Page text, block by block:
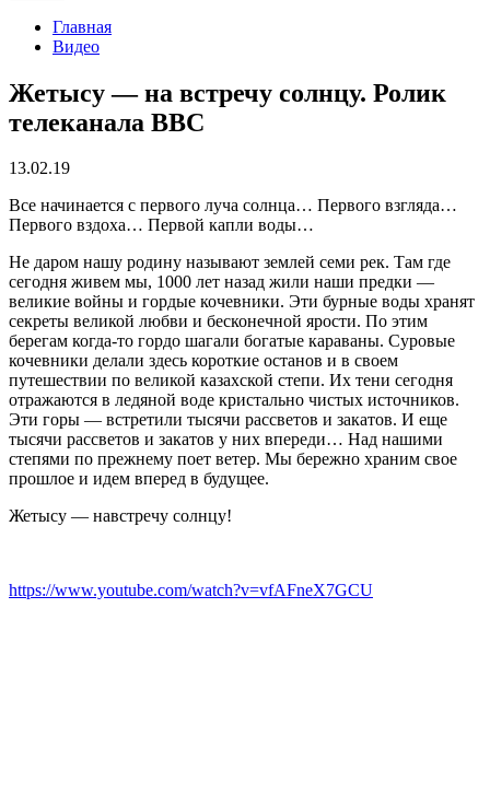
Главная
Видео
Жетысу — на встречу солнцу. Ролик
телеканала BBC
13.02.19
Все начинается с первого луча солнца… Первого взгляда…
Первого вздоха… Первой капли воды…
Не даром нашу родину называют землей семи рек. Там где
сегодня живем мы, 1000 лет назад жили наши предки —
великие войны и гордые кочевники. Эти бурные воды хранят
секреты великой любви и бесконечной ярости. По этим
берегам когда-то гордо шагали богатые караваны. Суровые
кочевники делали здесь короткие останов и в своем
путешествии по великой казахской степи. Их тени сегодня
отражаются в ледяной воде кристально чистых источников.
Эти горы — встретили тысячи рассветов и закатов. И еще
тысячи рассветов и закатов у них впереди… Над нашими
степями по прежнему поет ветер. Мы бережно храним свое
прошлое и идем вперед в будущее.
Жетысу — навстречу солнцу!
https://www.youtube.com/watch?v=vfAFneX7GCU